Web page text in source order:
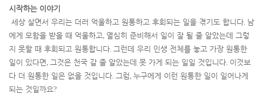
시작하는 이야기
세상 살면서 우리는 더러 억울하고 원통하고 후회되는 일을 겪기도 합니다. 남
에게 모함을 받을 때 억울하고, 열심히 준비해서 일이 잘 될 줄 알았는데 그렇
지 못할 때 후회되고 원통합니다. 그런데 우리 인생 전체를 놓고 가장 원통한
일이 있다면, 그것은 천국 갈 줄 알았는데 못 가게 되는 일일 것입니다. 이것보
다 더 원통한 일은 없을 것입니다. 그럼, 누구에게 이런 원통한 일이 일어나게
되는 것일까요?